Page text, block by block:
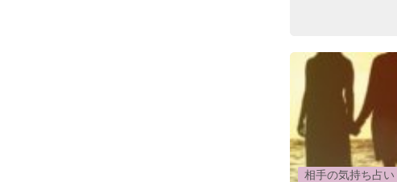
相手の気持ち占い